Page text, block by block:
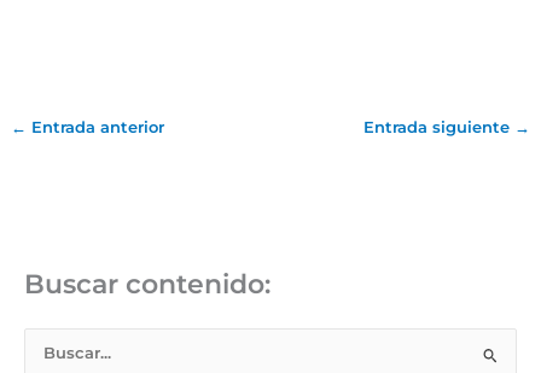
← Entrada anterior Entrada siguiente →
Buscar contenido: